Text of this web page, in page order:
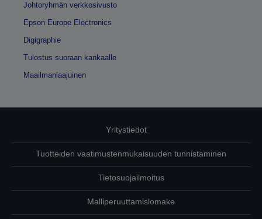
Johtoryhmän verkkosivusto
Epson Europe Electronics
Digigraphie
Tulostus suoraan kankaalle
Maailmanlaajuinen
Yritystiedot
Tuotteiden vaatimustenmukaisuuden tunnistaminen
Tietosuojailmoitus
Malliperuuttamislomake